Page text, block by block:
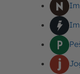
Pola
Pola
Malo